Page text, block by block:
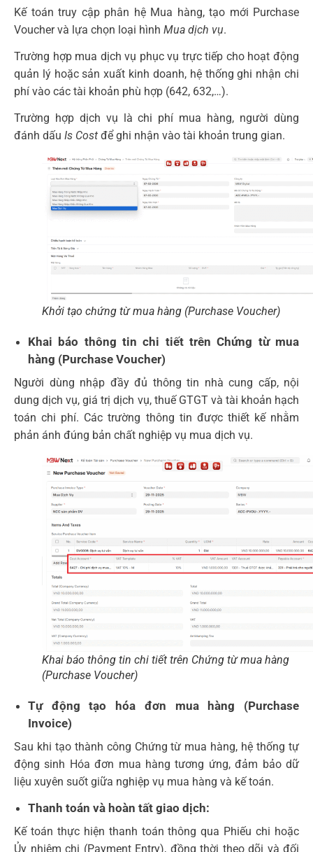
Kế toán truy cập phân hệ Mua hàng, tạo mới Purchase
Voucher và lựa chọn loại hình Mua dịch vụ.
Trường hợp mua dịch vụ phục vụ trực tiếp cho hoạt động
quản lý hoặc sản xuất kinh doanh, hệ thống ghi nhận chi
phí vào các tài khoản phù hợp (642, 632,…).
Trường hợp dịch vụ là chi phí mua hàng, người dùng
đánh dấu Is Cost để ghi nhận vào tài khoản trung gian.
Khởi tạo chứng từ mua hàng (Purchase Voucher)
Khai báo thông tin chi tiết trên Chứng từ mua
hàng (Purchase Voucher)
Người dùng nhập đầy đủ thông tin nhà cung cấp, nội
dung dịch vụ, giá trị dịch vụ, thuế GTGT và tài khoản hạch
toán chi phí. Các trường thông tin được thiết kế nhằm
phản ánh đúng bản chất nghiệp vụ mua dịch vụ.
Khai báo thông tin chi tiết trên Chứng từ mua hàng
(Purchase Voucher)
Tự động tạo hóa đơn mua hàng (Purchase
Invoice)
Sau khi tạo thành công Chứng từ mua hàng, hệ thống tự
động sinh Hóa đơn mua hàng tương ứng, đảm bảo dữ
liệu xuyên suốt giữa nghiệp vụ mua hàng và kế toán.
Thanh toán và hoàn tất giao dịch:
Kế toán thực hiện thanh toán thông qua Phiếu chi hoặc
Ủy nhiệm chi (Payment Entry), đồng thời theo dõi và đối